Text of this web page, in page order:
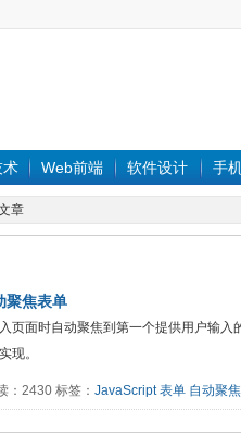
术 Web前端 软件设计 手
章
聚焦表单
页面时自动聚焦到第一个提供用户输
现。
2430 标签： JavaScript 表单 自动聚焦